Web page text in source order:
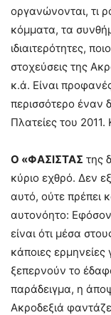
οργανώνονται, τι
κόμματα, τα
ιδιαιτερότητες,
στοχεύσεις της
κ.ά. Είναι
περισσότερο έναν
Πλατείες του
Ο «ΦΑΣΙΣΤΑΣ της
κύριο εχθρό. Δεν
αυτό, ούτε πρέπει
αυτονόητο:
είναι ότι μέσα
κάποιες
ξεπερνούν το
παράδειγμα, η
Ακροδεξιά